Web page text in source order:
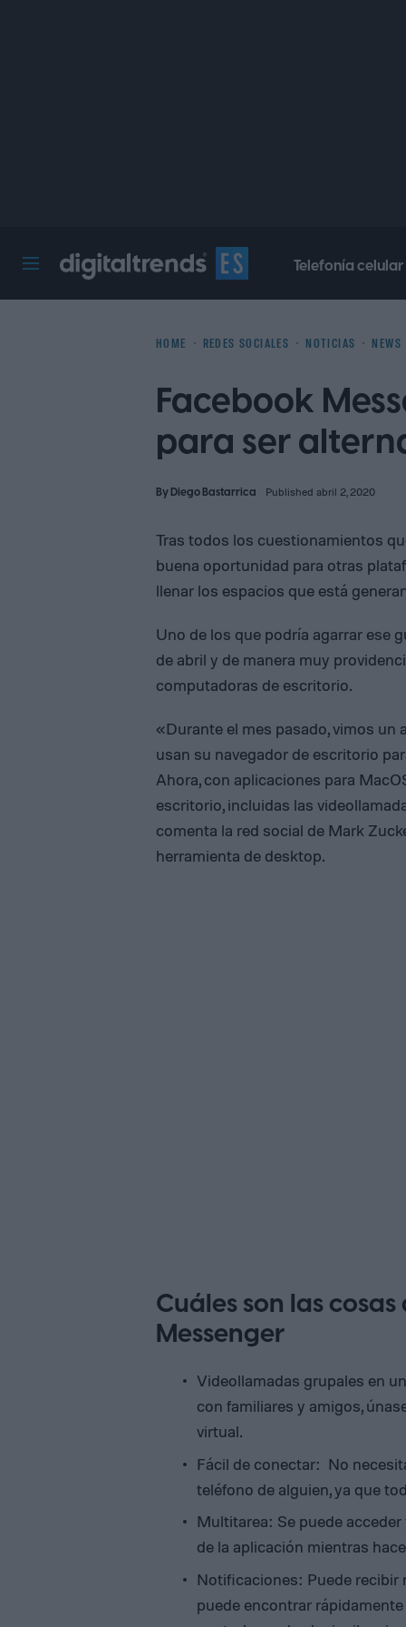
Telefonía celular
HOME REDES SOCIALES NOTICIAS NEWS
Facebook
para ser
ByDiego Bastarrica Published abril 2, 2020
Tras todos los cuestionamientos
buena oportunidad para otras
llenar los espacios que está
Uno de los que podría agarrar ese
de abril y de manera muy
computadoras de escritorio.
«Durante el mes pasado, vimos un
usan su navegador de escritorio
Ahora, con aplicaciones para
escritorio, incluidas las
comenta la red social de Mark
herramienta de desktop.
Cuáles son las
Messenger
Videollamadas grupales en
con familiares y amigos,
virtual.
Fácil de conectar: No
teléfono de alguien, ya que
Multitarea: Se puede
de la aplicación mientras
Notificaciones: Puede recibir
puede encontrar